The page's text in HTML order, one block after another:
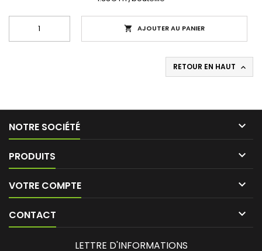
 AJOUTER AU PANIER
RETOUR EN HAUT 
NOTRE SOCIÉTÉ 
PRODUITS 
VOTRE COMPTE 
CONTACT 
LETTRE D'INFORMATIONS